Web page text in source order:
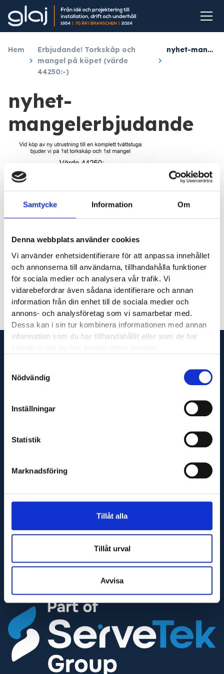
Samtycke Information Om
Denna webbplats använder cookies
Vi använder enhetsidentifierare för att anpassa innehållet
och annonserna till användarna, tillhandahålla funktioner
för sociala medier och analysera vår trafik. Vi
vidarebefordrar även sådana identifierare och annan
information från din enhet till de sociala medier och
annons- och analysföretag som vi samarbetar med.
Dessa kan i sin tur kombinera informationen med annan
information som du har tillhandahållit eller som de har
Nödvändig
Inställningar
Statistik
Marknadsföring
Tillåt alla
Tillåt urval
Avvisa
Hem
Erbjudande! Torkskåp och
mangel på köpet (värde
44250:-)
nyhet-mangelerbjudande
nyhet-
mangelerbjudande
Johannes Viström
Vi är din fullservicepartner som levererar produkter
Västsverige.
Maskinfirma Glaj AB
info@glaj.se
010-263 25 00
Helgfria vardagar 07:30-16:30